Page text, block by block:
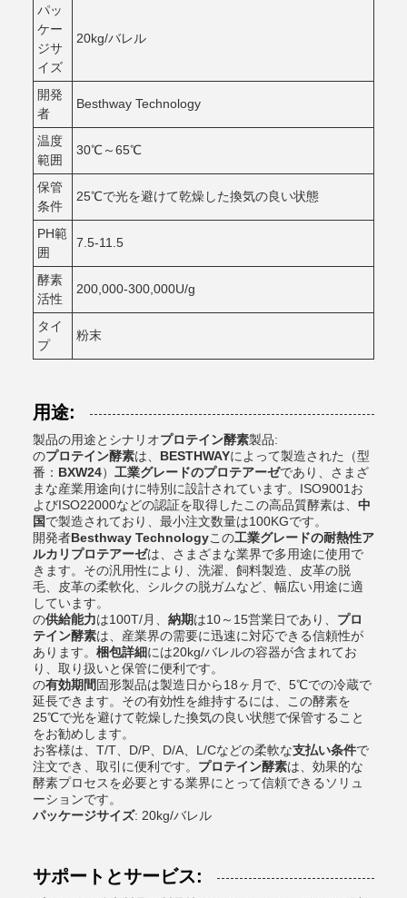
パッ
ケー
ジサ
イズ
20kg/バレル
開発
者
Besthway Technology
温度
範囲
30℃～65℃
保管
条件
25℃で光を避けて乾燥した換気の良い状態
PH範
囲
7.5-11.5
酵素
活性
200,000-300,000U/g
タイ
プ
粉末
用途:
製品の用途とシナリオプロテイン酵素製品:
のプロテイン酵素は、 BESTHWAYによって製造された（型
番： BXW24） 工業グレードのプロテアーゼであり、さまざ
まな産業用途向けに特別に設計されています。ISO9001お
よびISO22000などの認証を取得したこの高品質酵素は、 中
国で製造されており、最小注文数量は100KGです。
開発者Besthway Technologyこの工業グレードの耐熱性ア
ルカリプロテアーゼは、さまざまな業界で多用途に使用で
きます。その汎用性により、洗濯、飼料製造、皮革の脱
毛、皮革の柔軟化、シルクの脱ガムなど、幅広い用途に適
しています。
の供給能力は100T/月、 納期は10～15営業日であり、 プロ
テイン酵素は、産業界の需要に迅速に対応できる信頼性が
あります。 梱包詳細には20kg/バレルの容器が含まれてお
り、取り扱いと保管に便利です。
の有効期間 固形製品は製造日から18ヶ月で、5℃での冷蔵で
延長できます。その有効性を維持するには、この酵素を
25℃で光を避けて乾燥した換気の良い状態で保管すること
をお勧めします。
お客様は、T/T、D/P、D/A、L/Cなどの柔軟な支払い条件で
注文でき、取引に便利です。 プロテイン酵素は、効果的な
酵素プロセスを必要とする業界にとって信頼できるソリュ
ーションです。
パッケージサイズ: 20kg/バレル
サポートとサービス: